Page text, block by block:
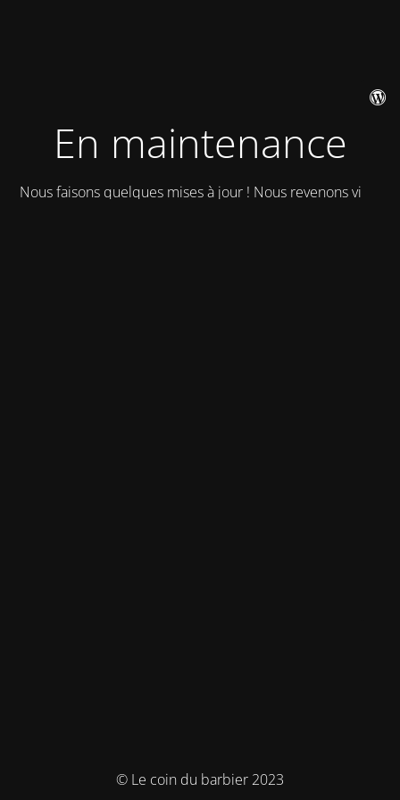
En maintenance
Nous faisons quelques mises à jour ! Nous revenons vite !
© Le coin du barbier 2023